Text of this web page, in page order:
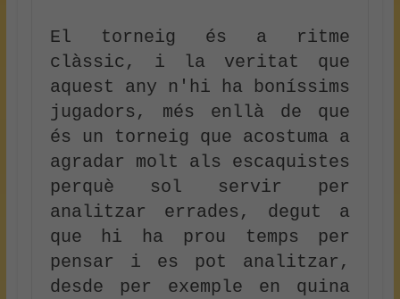
El torneig és a ritme
clàssic, i la veritat que
aquest any n'hi ha boníssims
jugadors, més enllà de que
és un torneig que acostuma a
agradar molt als escaquistes
perquè sol servir per
analitzar errades, degut a
que hi ha prou temps per
pensar i es pot analitzar,
desde per exemple en quina